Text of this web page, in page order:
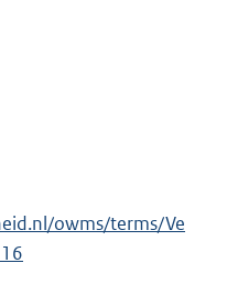
owms/terms/Ve